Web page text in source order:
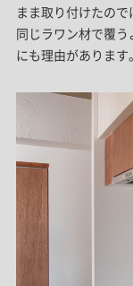
まま取り付けたの
同じラワン材で覆
にも理由があります。